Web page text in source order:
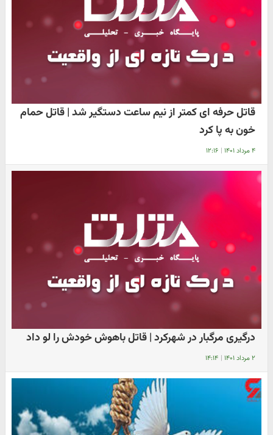
قاتل حرفه ای کمتر از نیم ساعت دستگیر شد | قاتل حمام
خون به پا کرد
۴ مرداد ۱۴۰۱ | ۱۲:۱۶
درگیری مرگبار در شهرکرد | قاتل باهوش خودش را لو داد
۲ مرداد ۱۴۰۱ | ۱۴:۱۴